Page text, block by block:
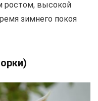
ростом, высокой
зимнего покоя